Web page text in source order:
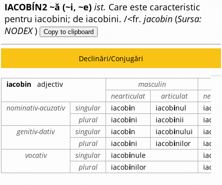
IACOBÍN2 ~ă (~i, ~e) ist. Care este caracteristic
pentru iacobini; de iacobini. /<fr.jacobin (Sursa:
NODEX) Copy to clipboard
Declinări/Conjugări
iacobin adjectiv
masculin
nearticulat
articulat
nominativ-acuzativ
singular iacobin iacobinul iacob
plural
iacobini iacobinii iacob
genitiv-dativ
singular iacobin iacobinului iacob
plural
iacobini iacobinilor iacob
vocativ
singular iacobinule iacob
plural
iacobinilor iacob